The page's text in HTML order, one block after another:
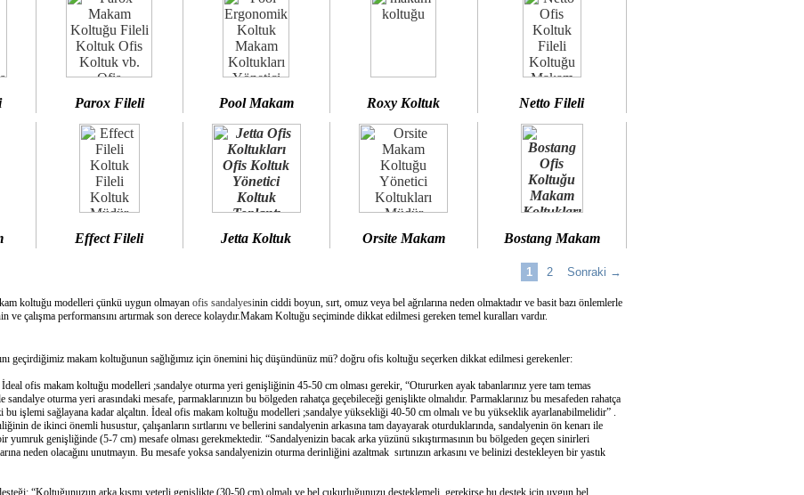
Parox Fileli Pool Makam Roxy Koltuk Netto Fileli
Effect Fileli Jetta Koltuk Orsite Makam Bostang Makam
1 2 Sonraki →
koltuğu modelleri çünkü uygun olmayan ofis sandalyesinin ciddi boyun, sırt, omuz veya bel ağrılarına neden olmaktadır ve basit bazı önlemlerle
ve çalışma performansını artırmak son derece kolaydır.Makam Koltuğu seçiminde dikkat edilmesi gereken temel kuralları vardır.
geçirdiğimiz makam koltuğunun sağlığımız için önemini hiç düşündünüz mü? doğru ofis koltuğu seçerken dikkat edilmesi gerekenler:
İdeal ofis makam koltuğu modelleri ;sandalye oturma yeri genişliğinin 45-50 cm olması gerekir, “Otururken ayak tabanlarınız yere tam temas
sandalye oturma yeri arasındaki mesafe, parmaklarınızın bu bölgeden rahatça geçebileceği genişlikte olmalıdır. Parmaklarınız bu mesafeden rahatça
bu işlemi sağlayana kadar alçaltın. İdeal ofis makam koltuğu modelleri ;sandalye yüksekliği 40-50 cm olmalı ve bu yükseklik ayarlanabilmelidir” .
de ikinci önemli husustur, çalışanların sırtlarını ve bellerini sandalyenin arkasına tam dayayarak oturduklarında, sandalyenin ön kenarı ile
yumruk genişliğinde (5-7 cm) mesafe olması gerekmektedir. “Sandalyenizin bacak arka yüzünü sıkıştırmasının bu bölgeden geçen sinirleri
neden olacağını unutmayın. Bu mesafe yoksa sandalyenizin oturma derinliğini azaltmak sırtınızın arkasını ve belinizi destekleyen bir yastık
“Koltuğunuzun arka kısmı yeterli genişlikte (30-50 cm) olmalı ve bel çukurluğunuzu desteklemeli, gerekirse bu destek için uygun bel